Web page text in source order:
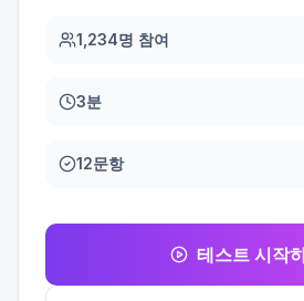
1,234명 참여
3분
12문항
테스트 시작